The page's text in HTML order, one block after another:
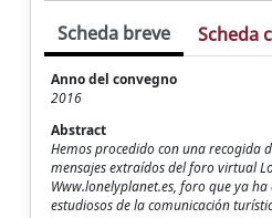
Scheda breve Scheda
Anno del convegno
2016
Abstract
Hemos procedido con una recogida
mensajes extraídos del foro virtual
Www.lonelyplanet.es, foro que ya
estudiosos de la comunicación